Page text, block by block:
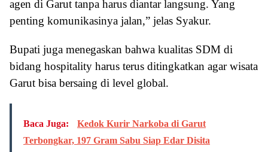
agen di Garut tanpa harus diantar langsung. Yang
penting komunikasinya jalan,” jelas Syakur.
Bupati juga menegaskan bahwa kualitas SDM di
bidang hospitality harus terus ditingkatkan agar wisata
Garut bisa bersaing di level global.
Baca Juga:
Kedok Kurir Narkoba di Garut
Terbongkar, 197 Gram Sabu Siap Edar Disita